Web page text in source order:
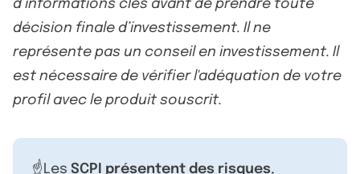
d’informations clés avant de prendre toute
décision finale d’investissement. Il ne
représente pas un conseil en investissement. Il
est nécessaire de vérifier l'adéquation de votre
profil avec le produit souscrit.
☝️Les SCPI présentent des risques,